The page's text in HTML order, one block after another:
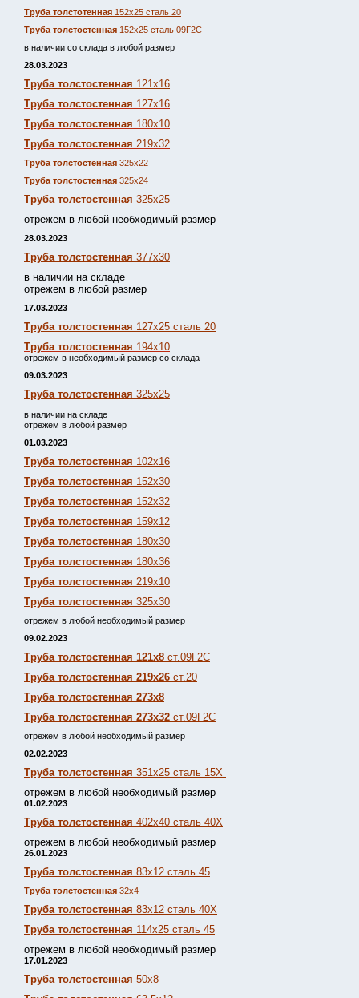
Труба толстотенная 152х25 сталь 20
Труба толстостенная 152х25 сталь 09Г2С
в наличии со склада в любой размер
28.03.2023
Труба толстостенная 121х16
Труба толстостенная 127х16
Труба толстостенная 180х10
Труба толстостенная 219х32
Труба толстостенная 325х22
Труба толстостенная 325х24
Труба толстостенная 325х25
отрежем в любой необходимый размер
28.03.2023
Труба толстостенная 377х30
в наличии на складе
отрежем в любой размер
17.03.2023
Труба толстостенная 127х25 сталь 20
Труба толстостенная 194х10
отрежем в необходимый размер со склада
09.03.2023
Труба толстостенная 325х25
в наличии на складе
отрежем в любой размер
01.03.2023
Труба толстостенная 102х16
Труба толстостенная 152х30
Труба толстостенная 152х32
Труба толстостенная 159х12
Труба толстостенная 180х30
Труба толстостенная 180х36
Труба толстостенная 219х10
Труба толстостенная 325х30
отрежем в любой необходимый размер
09.02.2023
Труба толстостенная 121х8 ст.09Г2С
Труба толстостенная 219х26 ст.20
Труба толстостенная 273х8
Труба толстостенная 273х32 ст.09Г2С
отрежем в любой необходимый размер
02.02.2023
Труба толстостенная 351х25 сталь 15Х
отрежем в любой необходимый размер
01.02.2023
Труба толстостенная 402х40 сталь 40Х
отрежем в любой необходимый размер
26.01.2023
Труба толстостенная 83х12 сталь 45
Труба толстостенная 32х4
Труба толстостенная 83х12 сталь 40Х
Труба толстостенная 114х25 сталь 45
отрежем в любой необходимый размер
17.01.2023
Труба толстостенная 50х8